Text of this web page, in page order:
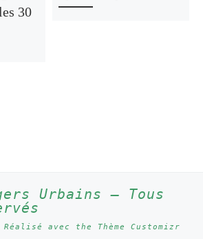
30
Urbains – Tous
Réalisé avec the Thème Customizr